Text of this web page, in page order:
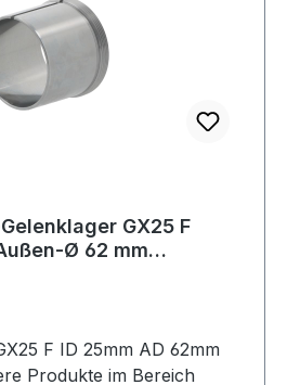
GX25 F
Ø 62 mm
F ID 25mm AD 62mm